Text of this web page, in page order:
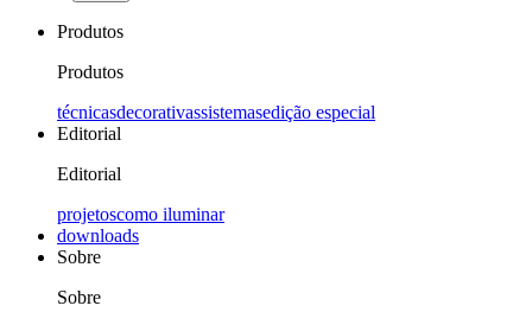
Produtos
Produtos
técnicasdecorativassistemasedição especial
Editorial
Editorial
projetoscomo iluminar
downloads
Sobre
Sobre